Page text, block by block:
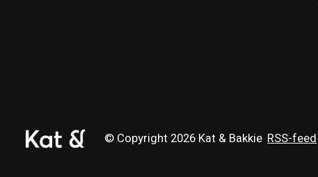
© Copyright 2026 Kat & Bakkie RSS-feed